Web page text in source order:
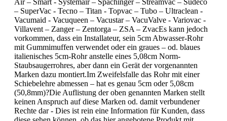
Air – Smart - Systemair – Spachinger – Streamvac – Sudeco
– SuperVac - Tecno – Titan - Topvac – Tubo – Ultraclean -
Vacumaid - Vacuqueen – Vacustar – VacuValve - Variovac -
Villavent – Zanger – Zentorga – ZSA – ZvacEs kann jedoch
vorkommen, dass ein Installateur, sein 5cm Abwasser-Rohr
mit Gummimuffen verwendet oder ein graues – od. blaues
italienisches 5cm-Rohr anstelle eines 5,08cm Norm-
Staubsaugerrohres, aber dann ein Gerät der vorgenannten
Marken dazu montiert.Im Zweifelsfalle das Rohr mit einer
Schiebelehre abmessen – hat es genau 5cm oder 5,08cm
(50,8mm)?Die Auflistung der oben genannten Marken stellt
keinen Anspruch auf diese Marken od. damit verbundener
Rechte dar - Dies ist rein eine Information für Kunden, dass